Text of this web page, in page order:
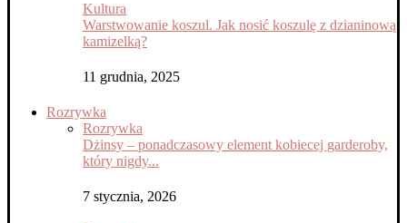
Kultura
Warstwowanie koszul. Jak nosić koszulę z dzianinową
kamizelką?
11 grudnia, 2025
Rozrywka
Rozrywka
Dżinsy – ponadczasowy element kobiecej garderoby,
który nigdy...
7 stycznia, 2026